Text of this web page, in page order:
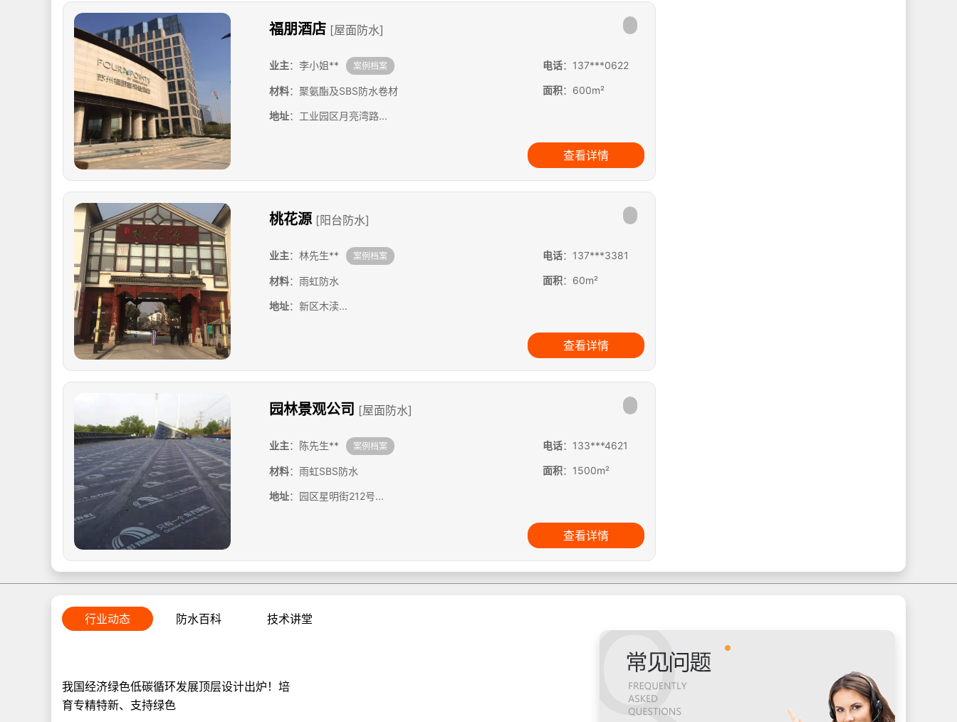
福朋酒店 [屋面防水]
业主：李小姐** 案例档案 电话：137***0622
材料：聚氨酯及SBS防水卷材 面积：600m²
地址：工业园区月亮湾路...
查看详情
桃花源 [阳台防水]
业主：林先生** 案例档案 电话：137***3381
材料：雨虹防水 面积：60m²
地址：新区木渎...
查看详情
园林景观公司 [屋面防水]
业主：陈先生** 案例档案 电话：133***4621
材料：雨虹SBS防水 面积：1500m²
地址：园区星明街212号...
查看详情
行业动态 防水百科 技术讲堂
我国经济绿色低碳循环发展顶层设计出炉！培
育专精特新、支持绿色